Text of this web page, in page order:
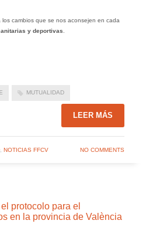
cambios que se nos aconsejen en cada
y deportivas.
MUTUALIDAD
LEER MÁS
NOTICIAS FFCV NO COMMENTS
protocolo para el
en la provincia de València